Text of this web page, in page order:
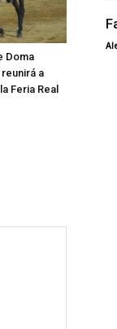
Doma
a
Feria Real